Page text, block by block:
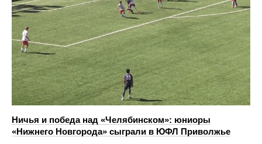
Ничья и победа над «Челябинском»: юниоры
«Нижнего Новгорода» сыграли в ЮФЛ Приволжье